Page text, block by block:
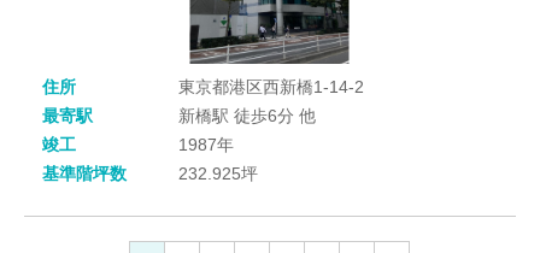
住所
東京都港区西新橋1-14-2
最寄駅
新橋駅 徒歩6分 他
竣工
1987年
基準階坪数
232.925坪